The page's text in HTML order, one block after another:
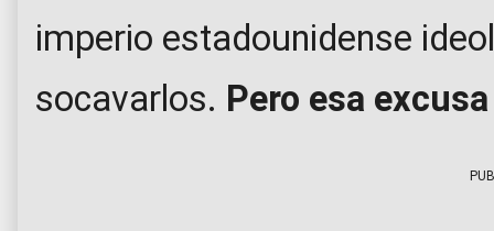
imperio estadounidense
socavarlos. Pero esa